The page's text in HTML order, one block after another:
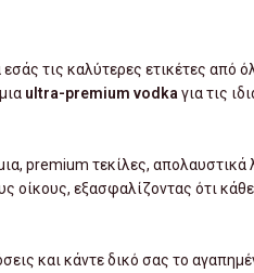
τις καλύτερες ετικέτες από
ultra-premium vodka για τις
premium τεκίλες, απολαυστικά
οίκους, εξασφαλίζοντας ότι
και κάντε δικό σας το